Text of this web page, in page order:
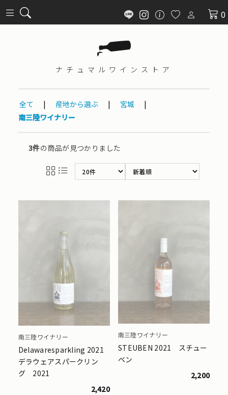
0
ナチュマル ワインストア
全て | 産地から選ぶ | 宮城
|
南三陸ワイナリー
3件の商品が見つかりました
南三陸ワイナリー
Delawaresparkling 2021
デラウェアスパークリン
グ 2021
2,420
南三陸ワイナリー
STEUBEN 2021 スチュー
ベン
2,200